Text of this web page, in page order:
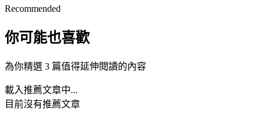
Recommended
你可能也喜歡
為你精選 3 篇值得延伸閱讀的內容
載入推薦文章中...
目前沒有推薦文章